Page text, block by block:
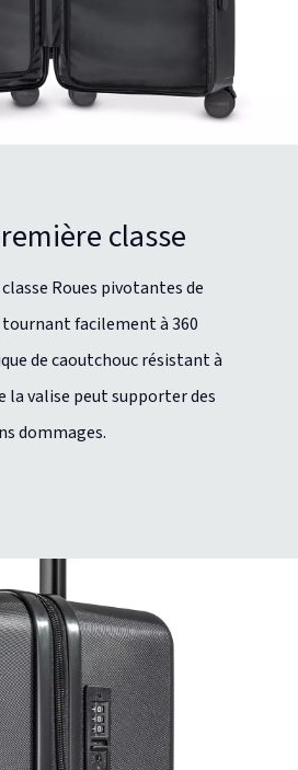
classe
Roues pivotantes de
facilement à 360
de caoutchouc résistant à
la valise peut supporter des
dommages.